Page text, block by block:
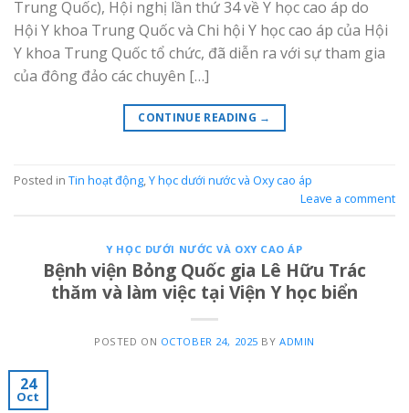
Trung Quốc), Hội nghị lần thứ 34 về Y học cao áp do
Hội Y khoa Trung Quốc và Chi hội Y học cao áp của Hội
Y khoa Trung Quốc tổ chức, đã diễn ra với sự tham gia
của đông đảo các chuyên […]
CONTINUE READING →
Posted in Tin hoạt động,Y học dưới nước và Oxy cao áp
Leave a comment
Y HỌC DƯỚI NƯỚC VÀ OXY CAO ÁP
Bệnh viện Bỏng Quốc gia Lê Hữu Trác
thăm và làm việc tại Viện Y học biển
POSTED ON OCTOBER 24, 2025 BY ADMIN
24
Oct